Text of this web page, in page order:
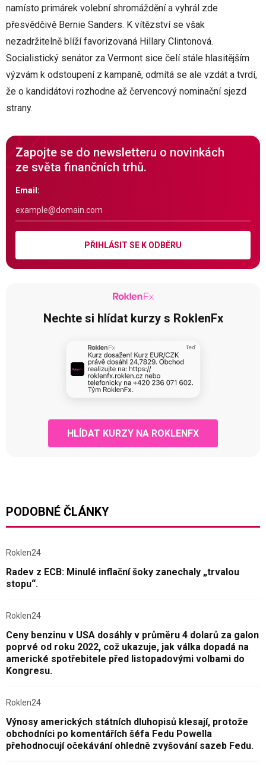
namísto primárek volební shromáždění a vyhrál zde
přesvědčivě Bernie Sanders. K vítězství se však
nezadržitelně blíží favorizovaná Hillary Clintonová.
Socialistický senátor za Vermont sice čelí stále hlasitějším
výzvám k odstoupení z kampaně, odmítá se ale vzdát a tvrdí,
že o kandidátovi rozhodne až červencový nominační sjezd
strany.
Zapojte se do newsletteru o novinkách
ze světa finančních trhů.
Email:
PŘIHLÁSIT SE K ODBĚRU
Nechte si hlídat kurzy s RoklenFx
HLÍDAT KURZY NA ROKLENFX
PODOBNÉ ČLÁNKY
Roklen24
Radev z ECB: Minulé inflační šoky zanechaly „trvalou
stopu“.
Roklen24
Ceny benzinu v USA dosáhly v průměru 4 dolarů za galon
poprvé od roku 2022, což ukazuje, jak válka dopadá na
americké spotřebitele před listopadovými volbami do
Kongresu.
Roklen24
Výnosy amerických státních dluhopisů klesají, protože
obchodníci po komentářích šéfa Fedu Powella
přehodnocují očekávání ohledně zvyšování sazeb Fedu.